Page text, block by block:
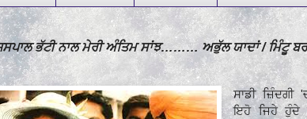
ਭੱਟੀ ਨਾਲ ਮੇਰੀ ਅੰਤਿਮ ਸਾਂਝ……… ਅਭੁੱਲ ਯਾਦਾਂ / ਮਿੰਟੂ
ਸਾਡੀ
ਇਹੋ ਜਿਹੇ ਹੁੰਦੇ